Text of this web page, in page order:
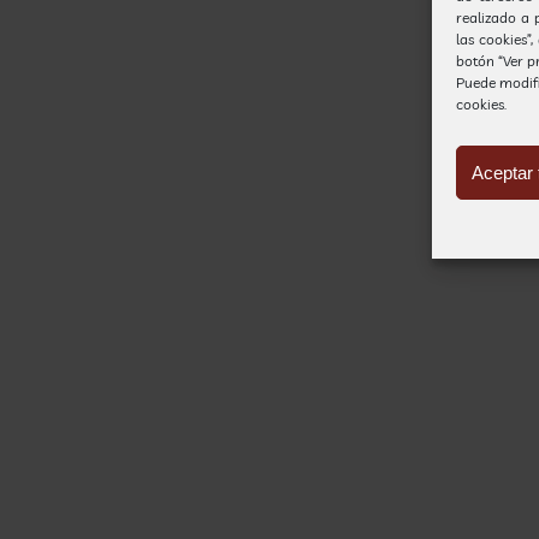
realizado a
las
botón “Ver
Puede
cookies.
Aceptar